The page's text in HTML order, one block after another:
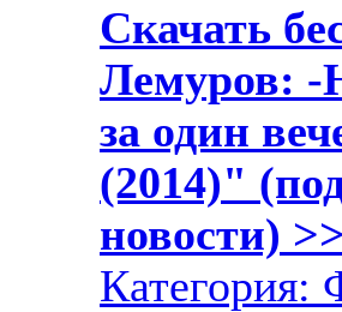
Скачать
Лемуров: -
за один
(2014)"
новости)
Категория: